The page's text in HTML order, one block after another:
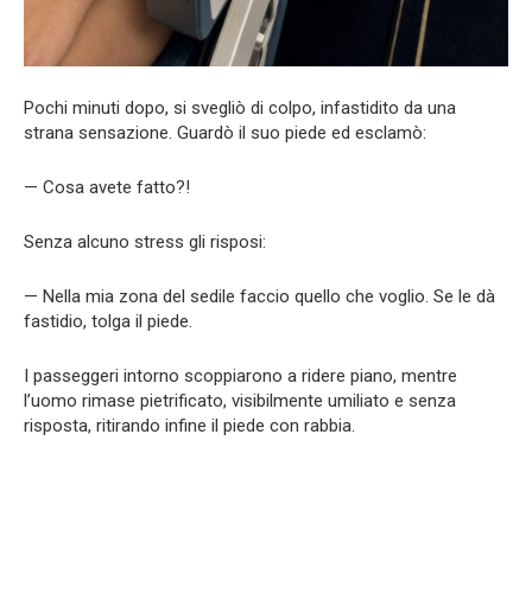
Pochi minuti dopo, si svegliò di colpo, infastidito da una
strana sensazione. Guardò il suo piede ed esclamò:
— Cosa avete fatto?!
Senza alcuno stress gli risposi:
— Nella mia zona del sedile faccio quello che voglio. Se le dà
fastidio, tolga il piede.
I passeggeri intorno scoppiarono a ridere piano, mentre
l’uomo rimase pietrificato, visibilmente umiliato e senza
risposta, ritirando infine il piede con rabbia.